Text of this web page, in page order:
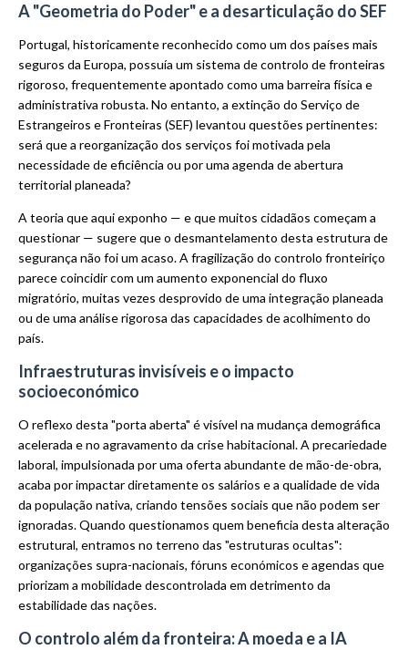
A "Geometria do Poder" e a desarticulação do SEF
Portugal, historicamente reconhecido como um dos países mais
seguros da Europa, possuía um sistema de controlo de fronteiras
rigoroso, frequentemente apontado como uma barreira física e
administrativa robusta. No entanto, a extinção do Serviço de
Estrangeiros e Fronteiras (SEF) levantou questões pertinentes:
será que a reorganização dos serviços foi motivada pela
necessidade de eficiência ou por uma agenda de abertura
territorial planeada?
A teoria que aqui exponho — e que muitos cidadãos começam a
questionar — sugere que o desmantelamento desta estrutura de
segurança não foi um acaso. A fragilização do controlo fronteiriço
parece coincidir com um aumento exponencial do fluxo
migratório, muitas vezes desprovido de uma integração planeada
ou de uma análise rigorosa das capacidades de acolhimento do
país.
Infraestruturas invisíveis e o impacto
socioeconómico
O reflexo desta "porta aberta" é visível na mudança demográfica
acelerada e no agravamento da crise habitacional. A precariedade
laboral, impulsionada por uma oferta abundante de mão-de-obra,
acaba por impactar diretamente os salários e a qualidade de vida
da população nativa, criando tensões sociais que não podem ser
ignoradas. Quando questionamos quem beneficia desta alteração
estrutural, entramos no terreno das "estruturas ocultas":
organizações supra-nacionais, fóruns económicos e agendas que
priorizam a mobilidade descontrolada em detrimento da
estabilidade das nações.
O controlo além da fronteira: A moeda e a IA